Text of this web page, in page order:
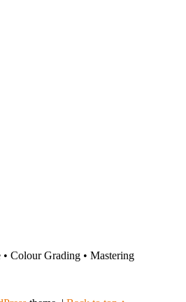
Colour Grading • Mastering